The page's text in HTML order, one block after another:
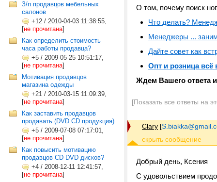
З/п продавцов мебельных
салонов
+12 / 2010-04-03 11:38:55,
[не прочитана]
Как определить стоимость
часа работы продавца?
+5 / 2009-05-25 10:51:17,
[не прочитана]
Мотивация продавцов
магазина одежды
+21 / 2010-03-15 11:09:39,
[не прочитана]
Как заставить продавцов
продавать (DVD CD продукция)
+5 / 2009-07-08 07:17:01,
[не прочитана]
Как повысить мотивацию
продавцов CD-DVD дисков?
+4 / 2008-12-11 12:41:57,
[не прочитана]
О том, почему поиск
Что делать?
Менеджеры ...
Дайте совет как
Опт и розница всё
Ждем Вашего ответа
[Показать все ответы на
Clary [
Добрый день, Ксения
С удовольствием